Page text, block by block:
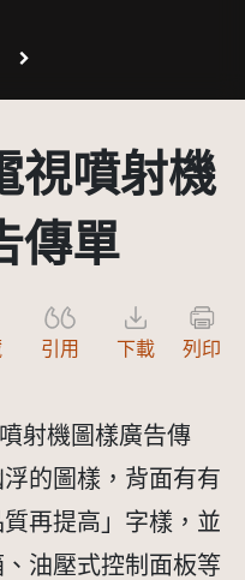
視噴射機
傳單
引用 下載 列印
射機圖樣廣告傳
的圖樣，背面有有
再提高」字樣，並
油壓式控制面板等